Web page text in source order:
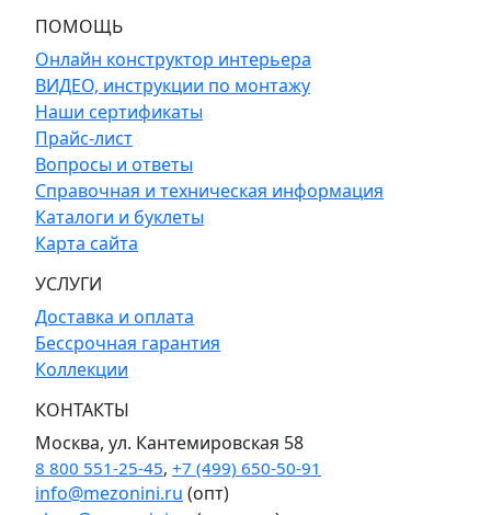
ПОМОЩЬ
Онлайн конструктор интерьера
ВИДЕО, инструкции по монтажу
Наши сертификаты
Прайс-лист
Вопросы и ответы
Справочная и техническая информация
Каталоги и буклеты
Карта сайта
УСЛУГИ
Доставка и оплата
Бессрочная гарантия
Коллекции
КОНТАКТЫ
Москва, ул. Кантемировская 58
8 800 551-25-45, +7 (499) 650-50-91
info@mezonini.ru (опт)